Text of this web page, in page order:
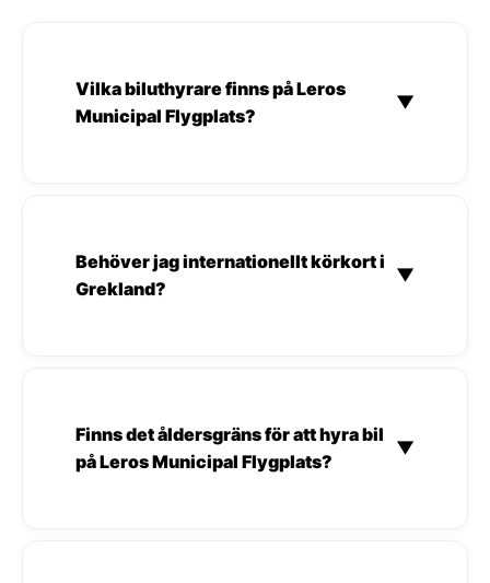
Vilka biluthyrare finns på Leros
Municipal Flygplats?
▼
Behöver jag internationellt körkort i
Grekland?
▼
Finns det åldersgräns för att hyra bil
på Leros Municipal Flygplats?
▼